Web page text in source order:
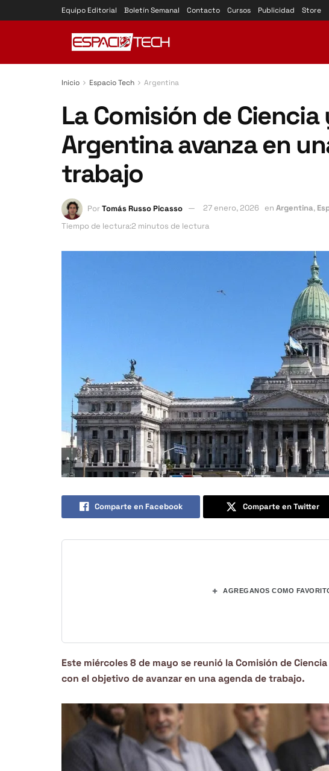
Equipo Editorial Boletín Semanal Contacto Cursos Publicidad Store
Inicio Espacio Tech Argentina
La Comisión de
Argentina avanza en
trabajo
PorTomás Russo Picasso 27 enero, 2026 en Argentina,
Tiempo de lectura:2 minutos de lectura
Comparte en Facebook Comparte en Twitter
+ AGREGANOS COMO
Este miércoles 8 de mayo se reunió la Comisión de
con el objetivo de avanzar en una agenda de trabajo.